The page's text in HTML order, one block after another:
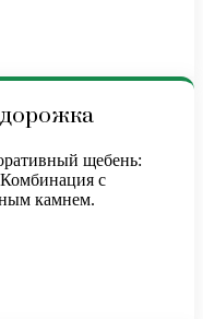
щебень:
с
камнем.